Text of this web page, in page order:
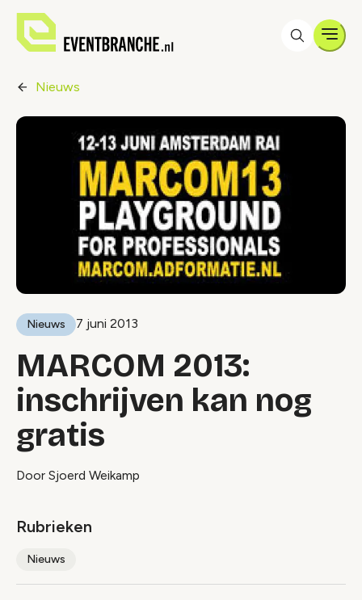
Nieuws
Nieuws 7 juni 2013
MARCOM 2013:
inschrijven kan nog
gratis
Door Sjoerd Weikamp
Rubrieken
Nieuws